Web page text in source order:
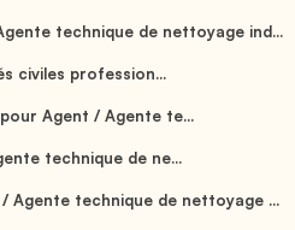
technique de nettoyage ind...
civiles profession...
Agent / Agente te...
technique de ne...
Agente technique de nettoyage ...